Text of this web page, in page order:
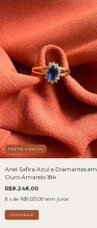
FRETE GRÁTIS
Anel Safira Azul e Diamantes em
Ouro Amarelo 18k
R$8.248,00
8 x de R$1.031,00 sem juros